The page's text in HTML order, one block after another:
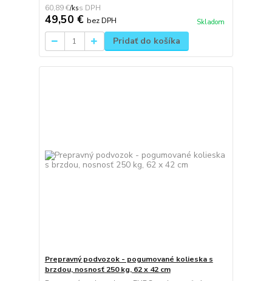
60,89 €/ks
49,50 € bez DPH Skladom
Pridať do košíka
Prepravný podvozok - pogumované kolieska s
brzdou, nosnosť 250 kg, 62 x 42 cm